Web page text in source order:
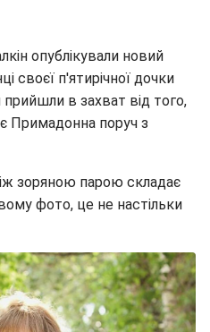
опублікували новий
своєї п'ятирічної дочки
в захват від того,
Примадонна поруч з
зоряною парою складає
фото, це не настільки